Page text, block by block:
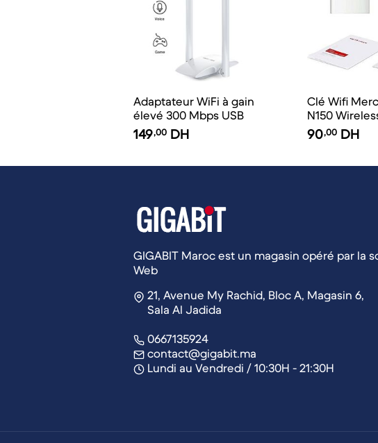
Adaptateur WiFi à gain
élevé 300 Mbps USB
149,00 DH
Clé Wifi
N150
90,00 DH
GIGABIT Maroc est un magasin opéré par la
Web
21, Avenue My Rachid, Bloc A, Magasin 6,
Sala Al Jadida
0667135924
contact@gigabit.ma
Lundi au Vendredi / 10:30H - 21:30H